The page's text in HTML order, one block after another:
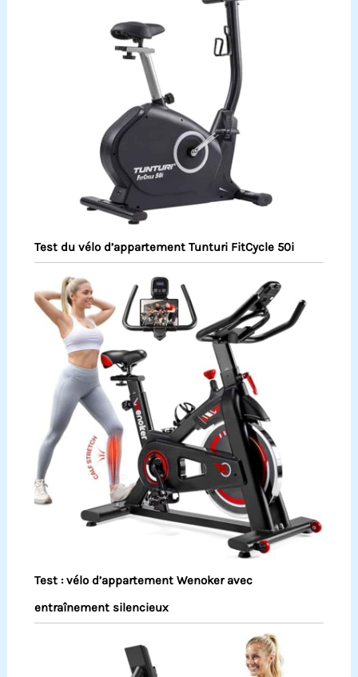
Test du vélo d’appartement Tunturi FitCycle 50i
Test : vélo d’appartement Wenoker avec
entraînement silencieux